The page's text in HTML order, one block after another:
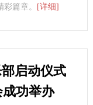
篇章。
[详细]
启动仪式
功举办